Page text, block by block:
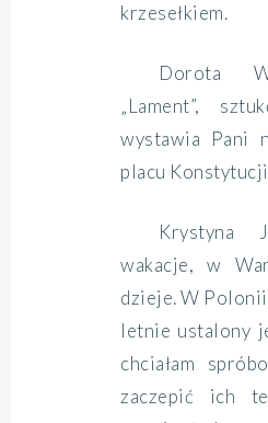
krzesełkiem.
Dorota
„Lament”,
wystawia Pani
placu
Krystyna
wakacje, w
dzieje. W
letnie ustalony
chciałam
zaczepić ich